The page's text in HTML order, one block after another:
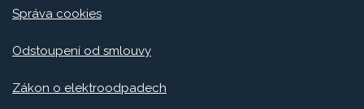
Správa cookies
Odstoupení od smlouvy
Zákon o elektroodpadech